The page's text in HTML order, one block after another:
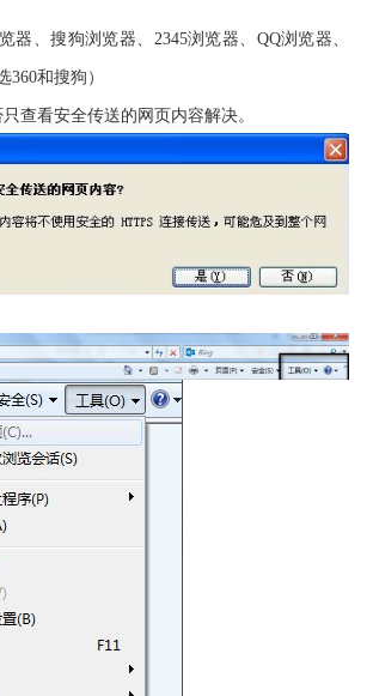
器、搜狗浏览器、 2345浏览器、 QQ浏览器、
360和搜狗）
查看安全传送的网页内容解决。